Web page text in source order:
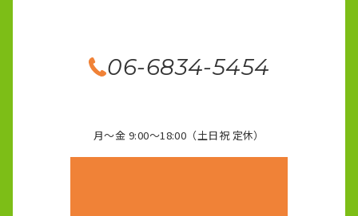
06-6834-5454
月～金 9:00～18:00（土日祝 定休）